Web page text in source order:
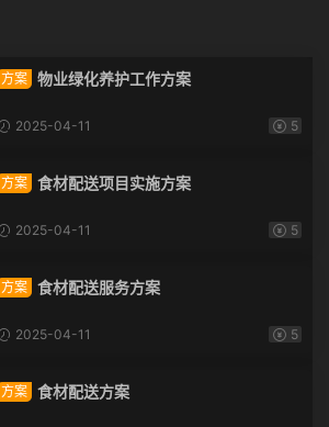
方案 物业绿化养护工作方案
2025-04-11 5
方案 食材配送项目实施方案
2025-04-11 5
方案 食材配送服务方案
2025-04-11 5
方案 食材配送方案